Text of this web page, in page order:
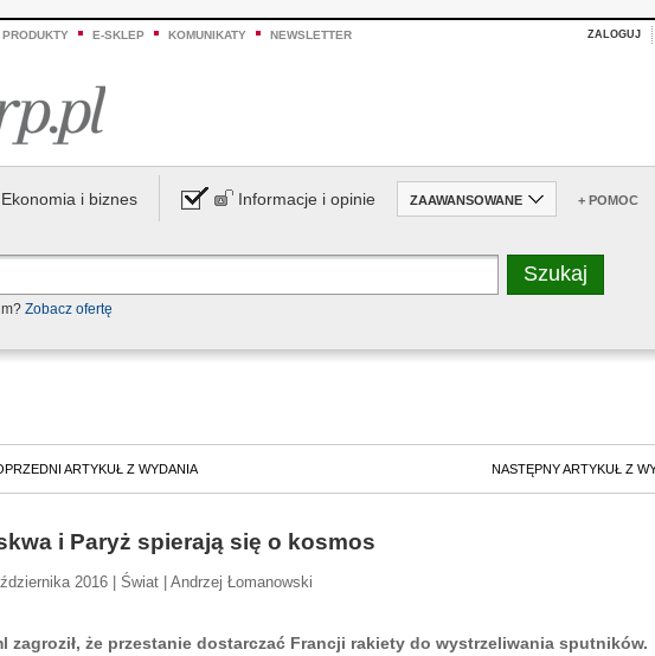
E-SKLEP KOMUNIKATY NEWSLETTER ZALOGUJ
Ekonomia i biznes Informacje i opinie ZAAWANSOWANE + POMOC
Zobacz ofertę
ARTYKUŁ Z WYDANIA NASTĘPNY ARTYKUŁ Z
i Paryż spierają się o kosmos
2016 | Świat | Andrzej Łomanowski
zagroził, że przestanie dostarczać Francji rakiety do wystrzeliwania sputników.